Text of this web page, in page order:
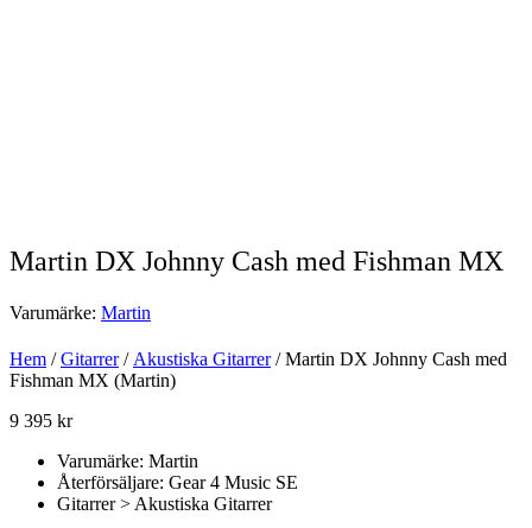
Martin DX Johnny Cash med Fishman MX
Varumärke: Martin
Hem /Gitarrer/Akustiska Gitarrer/ Martin DX Johnny Cash med
Fishman MX (Martin)
9 395 kr
Varumärke: Martin
Återförsäljare: Gear 4 Music SE
Gitarrer > Akustiska Gitarrer